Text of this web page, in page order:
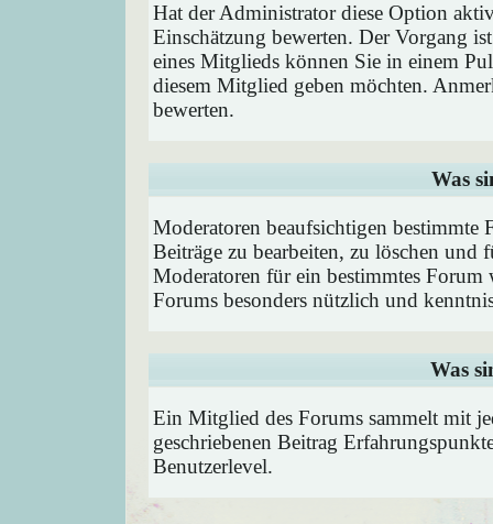
Hat der Administrator diese Option
Einschätzung bewerten. Der Vorgang
eines Mitglieds können Sie in einem
diesem Mitglied geben möchten.
bewerten.
Was
Moderatoren beaufsichtigen
Beiträge zu bearbeiten, zu löschen und
Moderatoren für ein bestimmtes Forum
Forums besonders nützlich und
Was
Ein Mitglied des Forums sammelt mit
geschriebenen Beitrag
Benutzerlevel.